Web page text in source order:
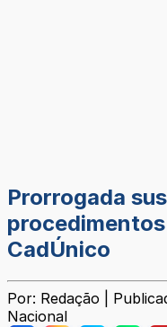
Prorrogada
CadÚnico
Por: Redação |
Nacional